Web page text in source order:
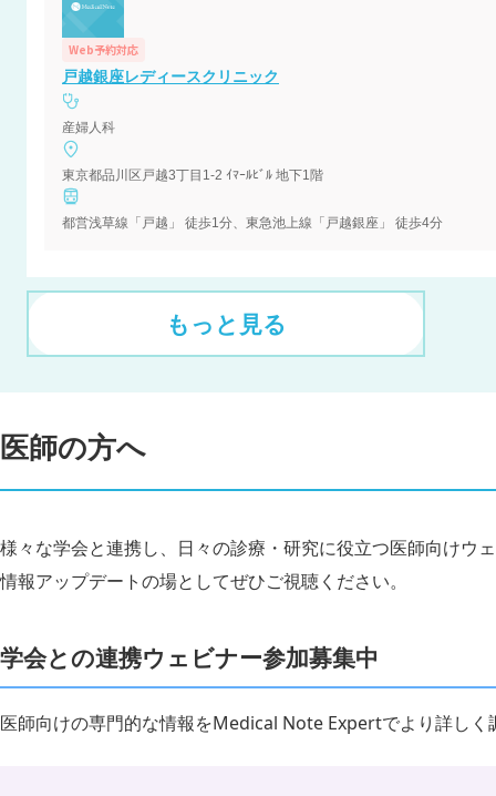
Web予約対応
戸越銀座レディースクリニック
産婦人科
東京都品川区戸越3丁目1-2 ｲﾏｰﾙﾋﾞﾙ 地下1階
都営浅草線「戸越」 徒歩1分、東急池上線「戸越銀座」 徒歩4分
もっと見る
医師の方へ
様々な学会と連携し、日々の診療・研究に役立つ医師向けウ
情報アップデートの場としてぜひご視聴ください。
学会との連携ウェビナー参加募集中
医師向けの専門的な情報をMedical Note Expertでより詳しく